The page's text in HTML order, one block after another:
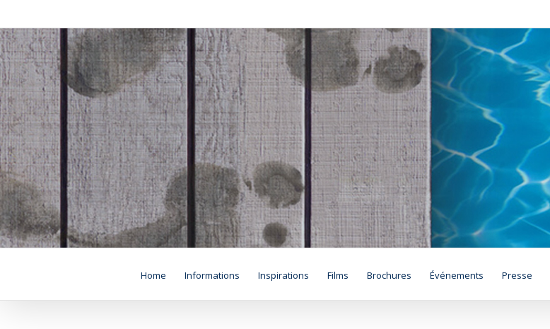
content
Home Informations Inspirations Films Brochures Événements Presse